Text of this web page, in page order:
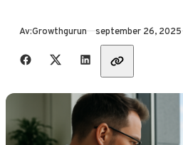
Av:Growthgurun Publicerad
september 26, 2025
Dela med vänner